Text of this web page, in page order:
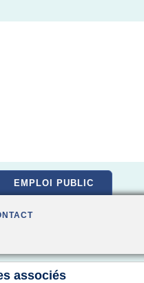
EMPLOI PUBLIC
associés